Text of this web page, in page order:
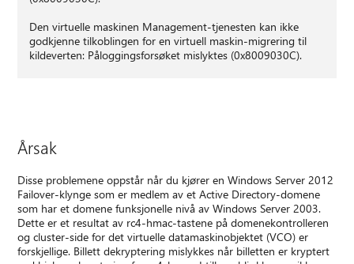
Den virtuelle maskinen Management-tjenesten kan ikke
godkjenne tilkoblingen for en virtuell maskin-migrering til
kildeverten: Påloggingsforsøket mislyktes (0x8009030C).
Årsak
Disse problemene oppstår når du kjører en Windows Server 2012
Failover-klynge som er medlem av et Active Directory-domene
som har et domene funksjonelle nivå av Windows Server 2003.
Dette er et resultat av rc4-hmac-tastene på domenekontrolleren
og cluster-side for det virtuelle datamaskinobjektet (VCO) er
forskjellige. Billett dekryptering mislykkes når billetten er kryptert